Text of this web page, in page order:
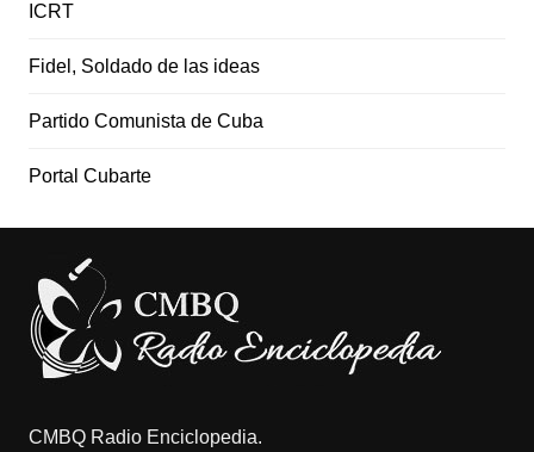
ICRT
Fidel, Soldado de las ideas
Partido Comunista de Cuba
Portal Cubarte
CMBQ Radio Enciclopedia.